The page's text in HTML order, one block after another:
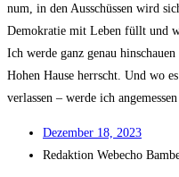
num, in den Aus­schüs­sen wird
Demo­kra­tie mit Leben füllt und
Ich wer­de ganz genau
Hohen Hau­se herrscht. Und wo
ver­las­sen – wer­de ich
Dezem­ber 18, 2023
Redak­ti­on Web­echo